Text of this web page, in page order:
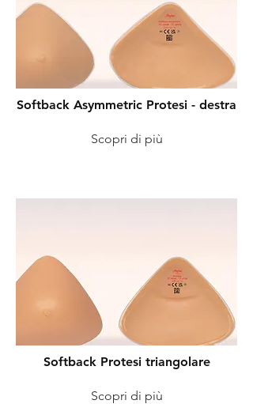
Softback Asymmetric Protesi - destra
Scopri di più
Softback Protesi triangolare
Scopri di più